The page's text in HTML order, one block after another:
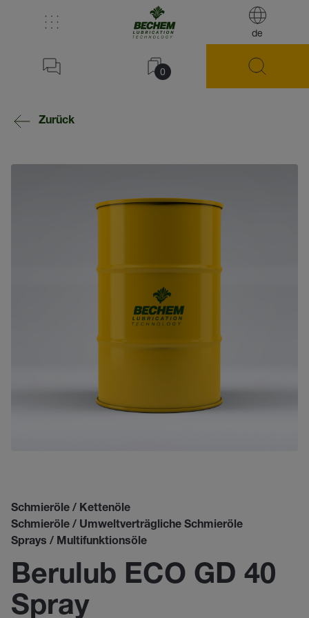
de
0
Zurück
Schmieröle / Kettenöle
Schmieröle / Umweltverträgliche Schmieröle
Sprays / Multifunktionsöle
Berulub ECO GD 40
Spray